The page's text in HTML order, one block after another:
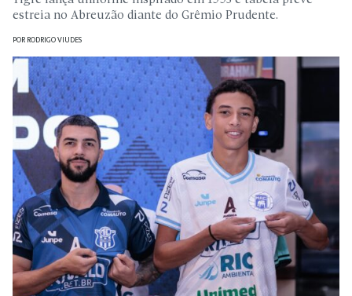
estreia no Abreuzão diante do Grêmio Prudente.
POR RODRIGO VIUDES